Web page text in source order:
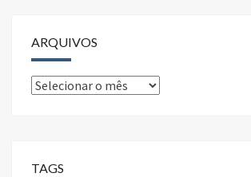
ARQUIVOS
Arquivos
TAGS